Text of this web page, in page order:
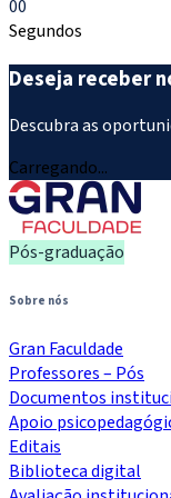
00
Segundos
Deseja receber
Descubra as
Carregando...
Pós-graduação
Sobre nós
Gran Faculdade
Professores – Pós
Documentos
Apoio
Editais
Biblioteca digital